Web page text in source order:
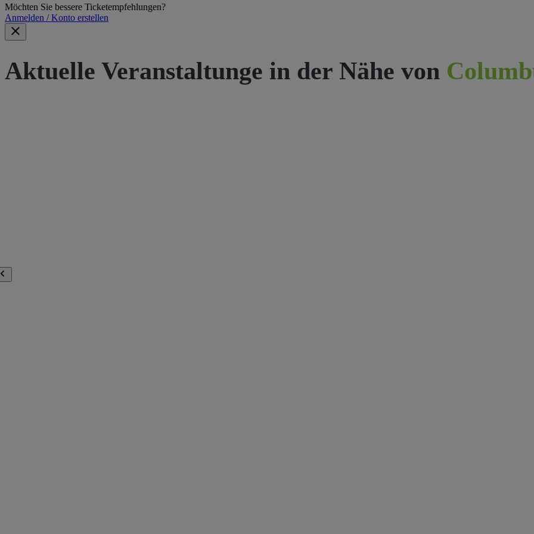
Möchten Sie bessere Ticketempfehlungen?
Anmelden / Konto erstellen
Aktuelle Veranstaltunge in der Nähe von